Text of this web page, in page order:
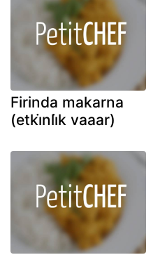
Firinda makarna
(etki̇nli̇k vaaar)